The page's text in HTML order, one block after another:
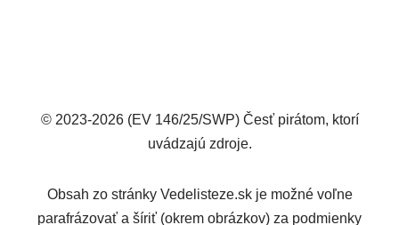
© 2023-2026 (EV 146/25/SWP) Česť pirátom, ktorí
uvádzajú zdroje.
Obsah zo stránky Vedelisteze.sk je možné voľne
parafrázovať a šíriť (okrem obrázkov) za podmienky